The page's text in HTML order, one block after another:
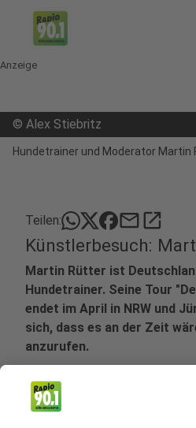
Anzeige
© Alex Stiebritz
Hundetrainer und Moderator Martin
Teilen: mailopen_in_new
Künstlerbesuch:
Martin Rütter ist
Hundetrainer. Seine Tour
endet im April in NRW und
sich, dass es an der Zeit
anzurufen.
Veröffentlicht: